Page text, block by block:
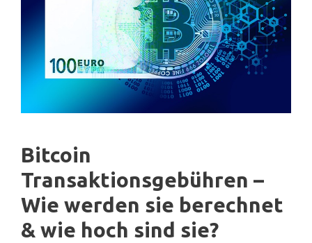
Bitcoin
Transaktionsgebühren –
Wie werden sie berechnet
& wie hoch sind sie?